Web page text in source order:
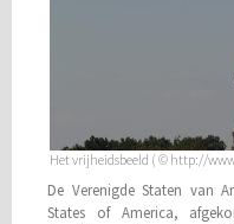
Het vrijheidsbeeld ( © http://
De Verenigde Staten van
States of America,